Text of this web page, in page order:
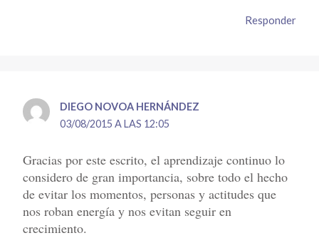
Responder
DIEGO NOVOA HERNÁNDEZ
03/08/2015 A LAS 12:05
Gracias por este escrito, el aprendizaje continuo lo
considero de gran importancia, sobre todo el hecho
de evitar los momentos, personas y actitudes que
nos roban energía y nos evitan seguir en
crecimiento.